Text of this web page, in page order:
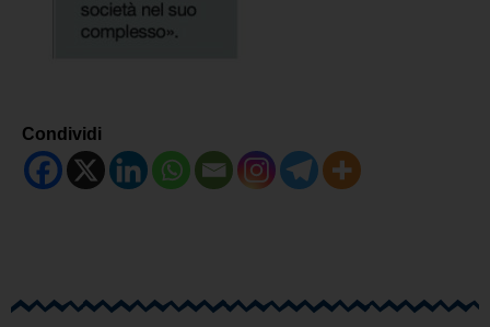
Condividi